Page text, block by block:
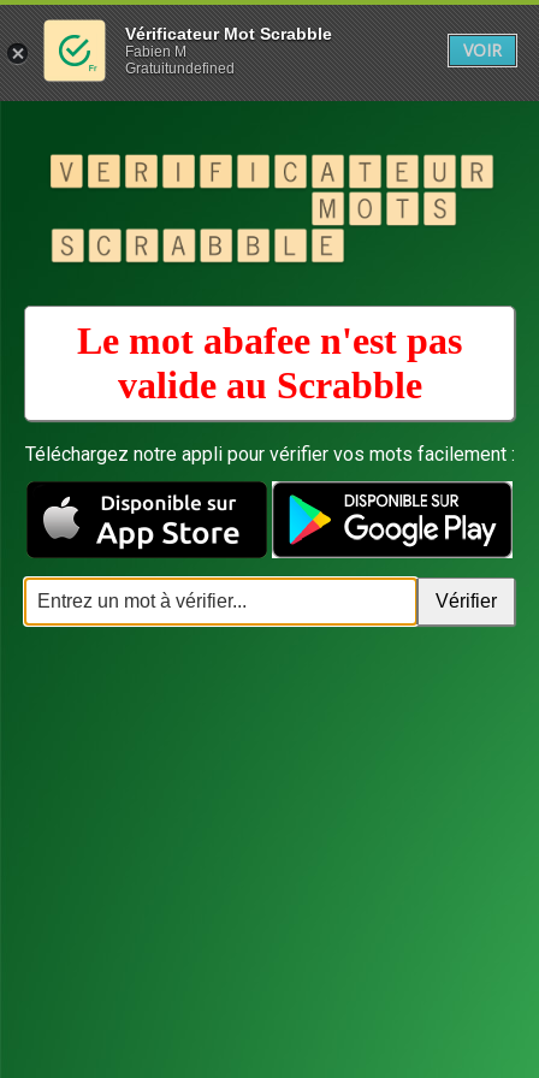
Le mot abafee n'est pas
valide au Scrabble
Téléchargez notre appli pour vérifier vos mots facilement :
Vérificateur Mot Scrabble
Fabien M
Gratuitundefined
VOIR